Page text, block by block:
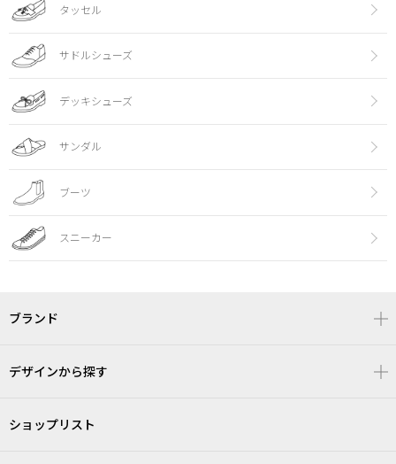
タッセル
サドルシューズ
デッキシューズ
サンダル
ブーツ
スニーカー
ブランド
デザインから探す
ショップリスト